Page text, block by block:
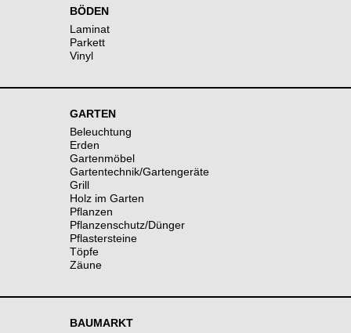
BÖDEN
Laminat
Parkett
Vinyl
GARTEN
Beleuchtung
Erden
Gartenmöbel
Gartentechnik/Gartengeräte
Grill
Holz im Garten
Pflanzen
Pflanzenschutz/Dünger
Pflastersteine
Töpfe
Zäune
BAUMARKT